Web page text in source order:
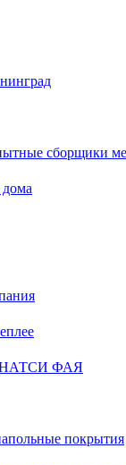
сборщики
НАТСИ ФАЯ
покрытия